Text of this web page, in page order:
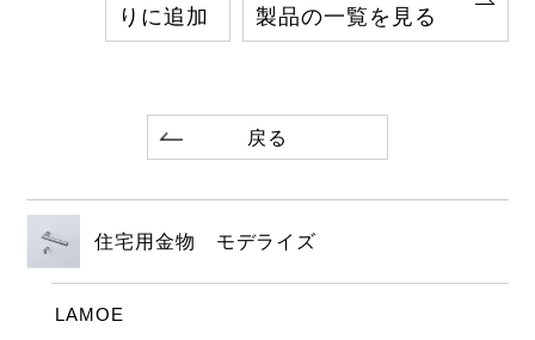
りに追加
製品の一覧を見る
戻る
住宅用金物 モデライズ
LAMOE